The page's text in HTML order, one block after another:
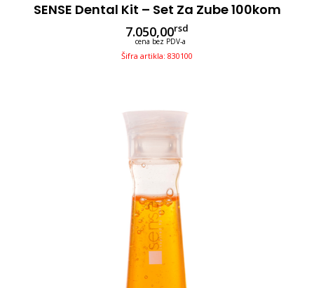
SENSE Dental Kit – Set Za Zube 100kom
7.050,00rsd
cena bez PDV-a
Šifra artikla: 830100